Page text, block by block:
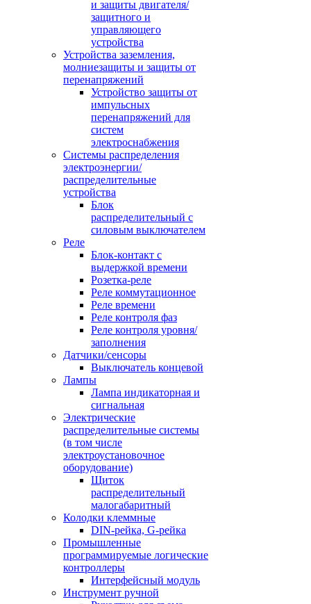
и защиты двигателя/
защитного и
управляющего
устройства
Устройства заземления,
молниезащиты и защиты от
перенапряжений
Устройство защиты от
импульсных
перенапряжений для
систем
электроснабжения
Системы распределения
электроэнергии/
распределительные
устройства
Блок
распределительный с
силовым выключателем
Реле
Блок-контакт с
выдержкой времени
Розетка-реле
Реле коммутационное
Реле времени
Реле контроля фаз
Реле контроля уровня/
заполнения
Датчики/сенсоры
Выключатель концевой
Лампы
Лампа индикаторная и
сигнальная
Электрические
распределительные системы
(в том числе
электроустановочное
оборудование)
Щиток
распределительный
малогабаритный
Колодки клеммные
DIN-рейка, G-рейка
Промышленные
программируемые логические
контроллеры
Интерфейсный модуль
Инструмент ручной